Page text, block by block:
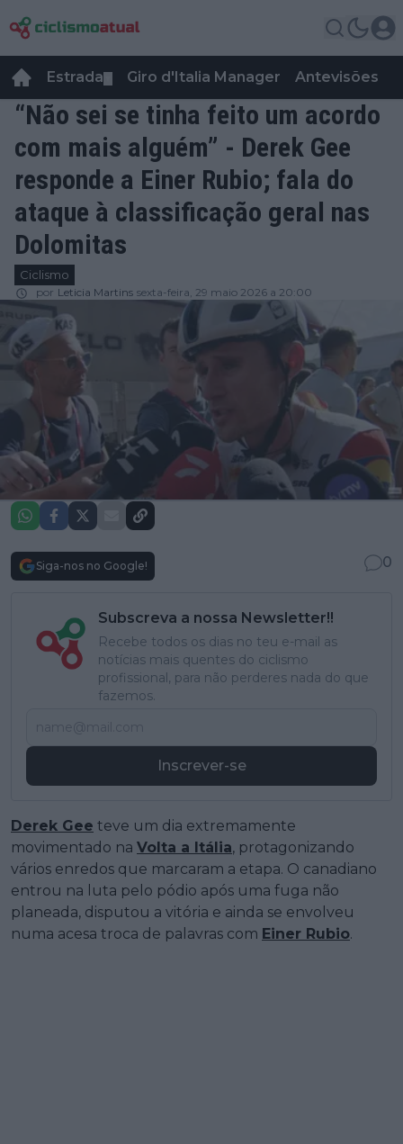
Estrada Giro d'Italia Manager Antevisões
“Não sei se tinha feito um acordo
com mais alguém” - Derek Gee
responde a Einer Rubio; fala do
ataque à classificação geral nas
Dolomitas
Ciclismo
por Leticia Martins sexta-feira, 29 maio 2026 a 20:00
Siga-nos no Google! 0
Subscreva a nossa Newsletter!!
Recebe todos os dias no teu e-mail as
notícias mais quentes do ciclismo
profissional, para não perderes nada do que
fazemos.
Inscrever-se
Derek Gee teve um dia extremamente
movimentado na Volta a Itália, protagonizando
vários enredos que marcaram a etapa. O canadiano
entrou na luta pelo pódio após uma fuga não
planeada, disputou a vitória e ainda se envolveu
numa acesa troca de palavras com Einer Rubio.